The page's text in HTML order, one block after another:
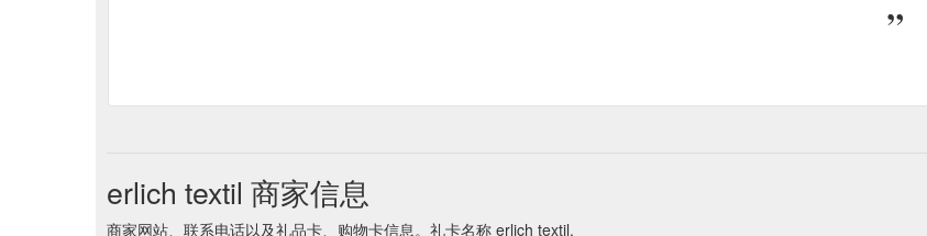
erlich textil 商家信息
商家网站、联系电话以及礼品卡、购物卡信息。礼卡名称 erlich textil.